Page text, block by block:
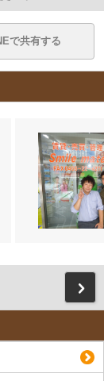
で共有する